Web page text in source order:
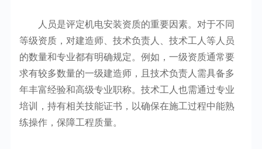
人员是评定机电安装资质的重要因素。对于不同
等级资质，对建造师、技术负责人、技术工人等人员
的数量和专业都有明确规定。例如，一级资质通常要
求有较多数量的一级建造师，且技术负责人需具备多
年丰富经验和高级专业职称。技术工人也需通过专业
培训，持有相关技能证书，以确保在施工过程中能熟
练操作，保障工程质量。